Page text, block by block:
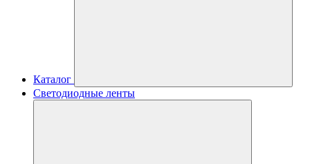
Каталог
Светодиодные ленты